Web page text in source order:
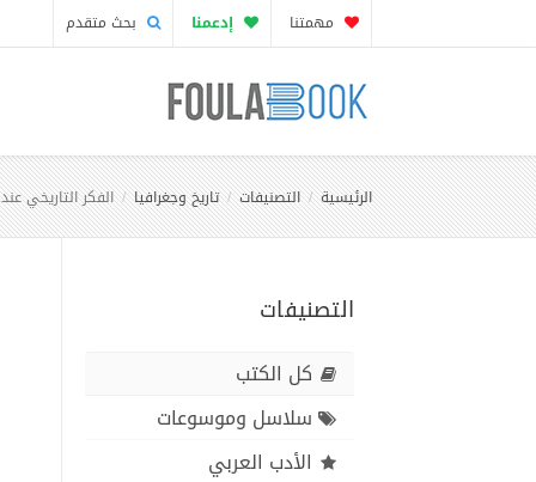
مهمتنا إدعمنا بحث متقدم
الرئيسية التصنيفات تاريخ وجغرافيا الفكر التاريخي
التصنيفات
كل الكتب
سلاسل وموسوعات
الأدب العربي